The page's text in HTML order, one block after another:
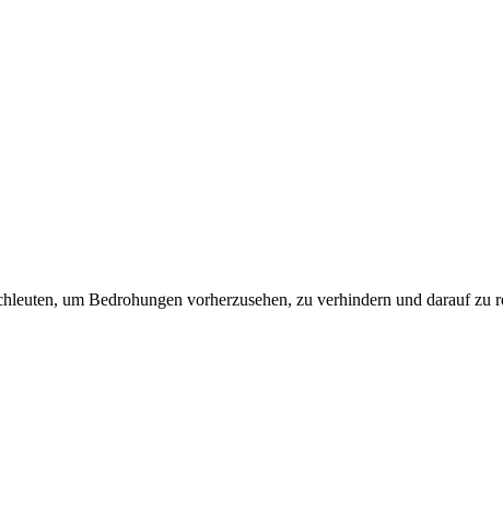
um Bedrohungen vorherzusehen, zu verhindern und darauf zu